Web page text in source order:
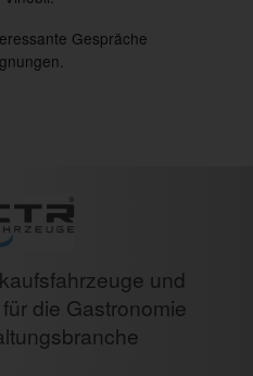
Gespräche
und
die Gastronomie